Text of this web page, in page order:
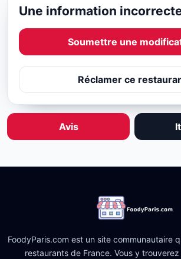
Une information
Soumettre une
Réclamer ce
Avis
FoodyParis.com est un site communautaire
restaurants de France. Vous y